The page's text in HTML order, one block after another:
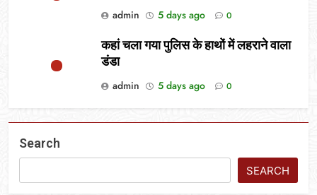
admin
5 days ago 0
कहां चला गया पुलिस के हाथों में लहराने वाला
डंडा
admin
5 days ago 0
Search
SEARCH